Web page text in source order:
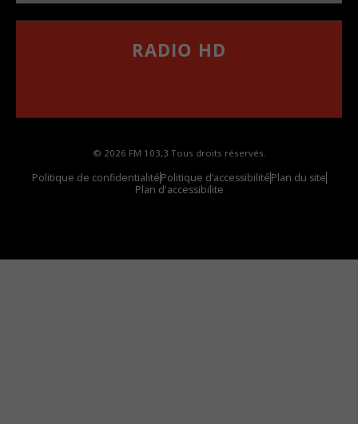
RADIO HD
© 2026 FM 103,3 Tous droits réservés.
Politique de confidentialitéPolitique d’accessibilitéPlan du site
Plan d'accessibilite